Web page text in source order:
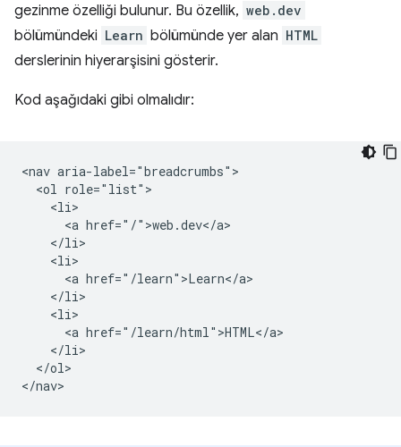
gezinme özelliği bulunur. Bu özellik, web.dev
bölümündeki Learn bölümünde yer alan HTML
derslerinin hiyerarşisini gösterir.
Kod aşağıdaki gibi olmalıdır:
<nav aria-label="breadcrumbs">
  <ol role="list">
    <li>
      <a href="/">web.dev</a>
    </li>
    <li>
      <a href="/learn">Learn</a>
    </li>
    <li>
      <a href="/learn/html">HTML</a>
    </li>
  </ol>